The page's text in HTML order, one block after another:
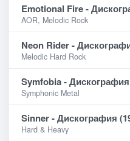
Emotional Fire -
AOR, Melodic Rock
Neon Rider -
Melodic Hard Rock
Symfobia - Дискография
Symphonic Metal
Sinner - Дискография
Hard & Heavy